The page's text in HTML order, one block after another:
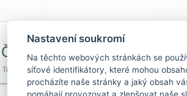
Čj
Tra
Aj
Tra
Aj
Tra
Nastavení soukromí
Na těchto webových stránkách se
síťové identifikátory, které mohou
procházíte naše stránky a jaký obsah